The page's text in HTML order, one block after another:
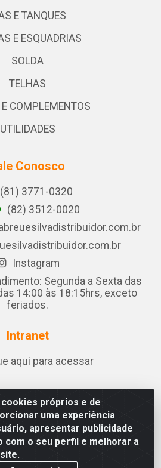
próprios e de
uma experiência
apresentar publicidade
com o seu perfil e melhorar a
E TANQUES
E ESQUADRIAS
SOLDA
TELHAS
COMPLEMENTOS
UTILIDADES
Conosco
(81) 3771-0320
(82) 3512-0020
Instagram
Segunda a Sexta das
14:00 às 18:15hrs, exceto
feriados.
Intranet
aqui para acessar
Jose de Souza Leite, 265 - Ariado,
AL - CEP 57.442-000 - CNPJ
0001-06